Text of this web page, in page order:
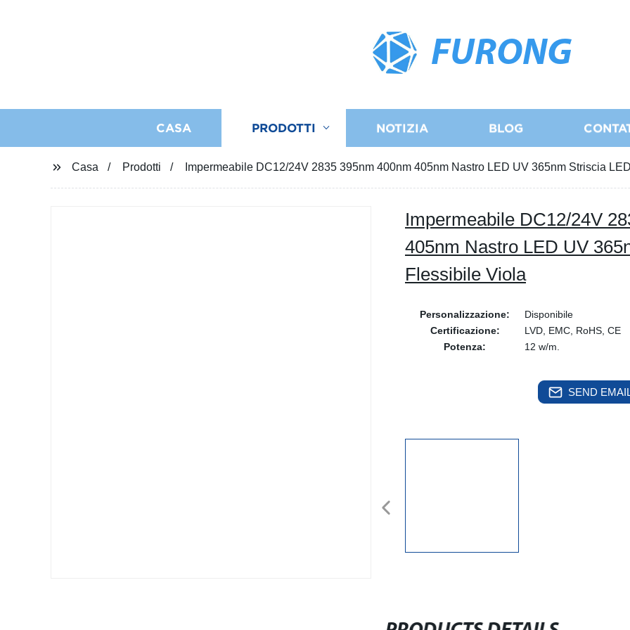
FURONG
CASA PRODOTTI NOTIZIA BLOG
Casa Prodotti Impermeabile DC12/24V 2835 395nm 400nm 405nm Nastro LED UV 365nm Striscia
Impermeabile DC12/24V
405nm Nastro LED UV
Flessibile Viola
Personalizzazione:
Disponibile
Certificazione:
LVD, EMC, RoHS, CE
Potenza:
12 w/m.
SEND